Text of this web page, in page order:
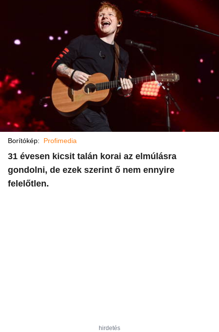
Borítókép: Profimedia
31 évesen kicsit talán korai az elmúlásra
gondolni, de ezek szerint ő nem ennyire
felelőtlen.
hirdetés